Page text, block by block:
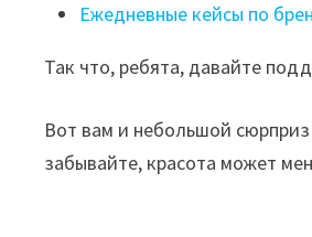
Ежедневные кейсы по
Так что, ребята, давайте
Вот вам и небольшой
забывайте, красота может